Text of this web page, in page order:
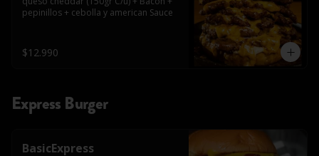
pepinillos + cebolla y american Sauce
$12.990
Express Burger
BasicExpress